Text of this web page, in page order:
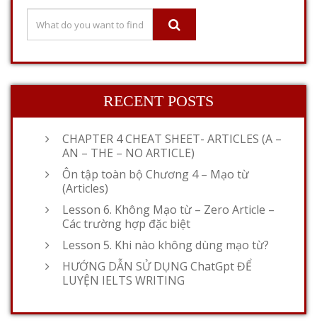
RECENT POSTS
CHAPTER 4 CHEAT SHEET- ARTICLES (A –
AN – THE – NO ARTICLE)
Ôn tập toàn bộ Chương 4 – Mạo từ
(Articles)
Lesson 6. Không Mạo từ – Zero Article –
Các trường hợp đặc biệt
Lesson 5. Khi nào không dùng mạo từ?
HƯỚNG DẪN SỬ DỤNG ChatGpt ĐỂ
LUYỆN IELTS WRITING